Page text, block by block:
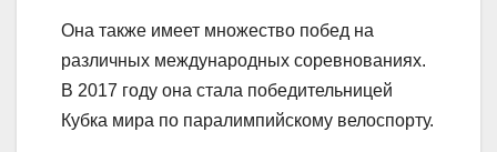
Она также имеет множество побед на
различных международных соревнованиях.
В 2017 году она стала победительницей
Кубка мира по паралимпийскому велоспорту.